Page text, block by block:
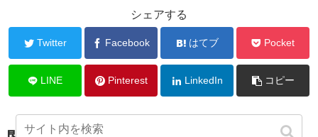
シェアする
Twitter Facebook はてブ Pocket
LINE Pinterest LinkedIn コピー